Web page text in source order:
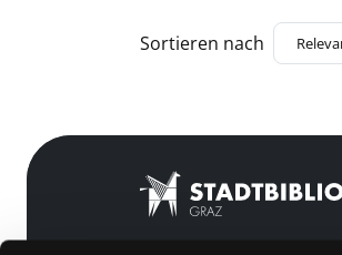
Zu den Suchfiltern
Sortieren nach